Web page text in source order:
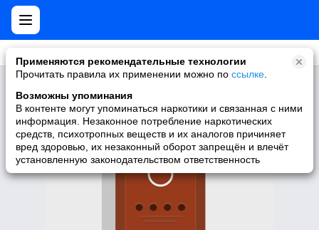
Применяются рекомендательные технологии
Прочитать правила их применении можно по ссылке
Возможны упоминания
В контенте могут упоминаться наркотики и связанная с ними
информация. Незаконное потребление наркотических
средств, психотропных веществ и их аналогов причиняет
вред здоровью, их незаконный оборот запрещён и влечёт
установленную законодательством ответственность
Здесь нет групп =(
У пользователя нет подписок на группы.